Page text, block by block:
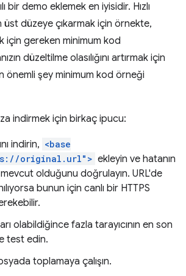
bir demo eklemek en iyisidir. Hızlı
üst düzeye çıkarmak için örnekte,
için gereken minimum kod
düzeltilme olasılığını artırmak için
önemli şey minimum kod örneği
indirmek için birkaç ipucu:
indirin, <base
original.url"> ekleyin ve hatanın
olduğunu doğrulayın. URL'de
bunun için canlı bir HTTPS
olabildiğince fazla tarayıcının en son
test edin.
toplamaya çalışın.